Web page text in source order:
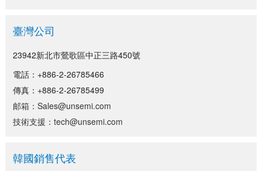
臺灣公司
23942新北市鶯歌區中正三路450號
電話：+886-2-26785466
傳真：+886-2-26785499
邮箱：Sales@unsemi.com
技術支援：tech@unsemi.com
韓國銷售代表